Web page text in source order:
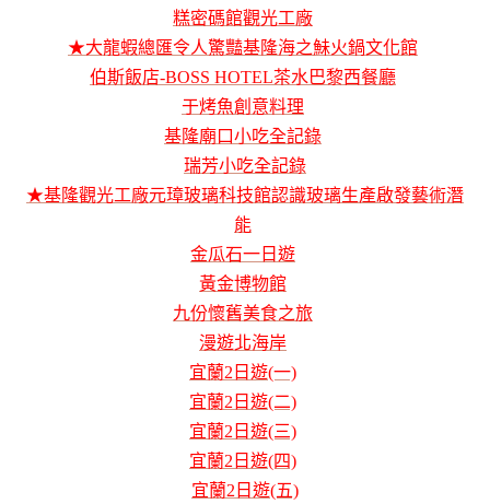
糕密碼館觀光工廠
★大龍蝦總匯令人驚豔基隆海之鮇火鍋文化館
伯斯飯店-BOSS HOTEL茶水巴黎西餐廳
于烤魚創意料理
基隆廟口小吃全記錄
瑞芳小吃全記錄
★基隆觀光工廠元璋玻璃科技館認識玻璃生產啟發藝術潛
能
金瓜石一日遊
黃金博物館
九份懷舊美食之旅
漫遊北海岸
宜蘭2日遊(一)
宜蘭2日遊(二)
宜蘭2日遊(三)
宜蘭2日遊(四)
宜蘭2日遊(五)